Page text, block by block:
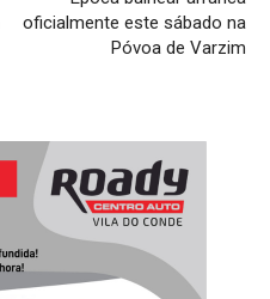
oficialmente este sábado na
Póvoa de Varzim